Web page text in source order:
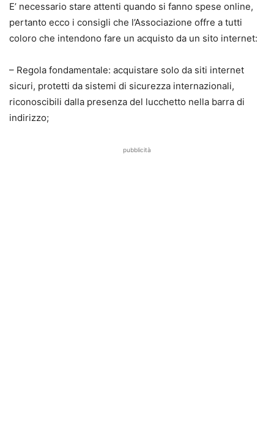
E’ necessario stare attenti quando si fanno spese online,
pertanto ecco i consigli che l’Associazione offre a tutti
coloro che intendono fare un acquisto da un sito internet:
– Regola fondamentale: acquistare solo da siti internet
sicuri, protetti da sistemi di sicurezza internazionali,
riconoscibili dalla presenza del lucchetto nella barra di
indirizzo;
pubblicità